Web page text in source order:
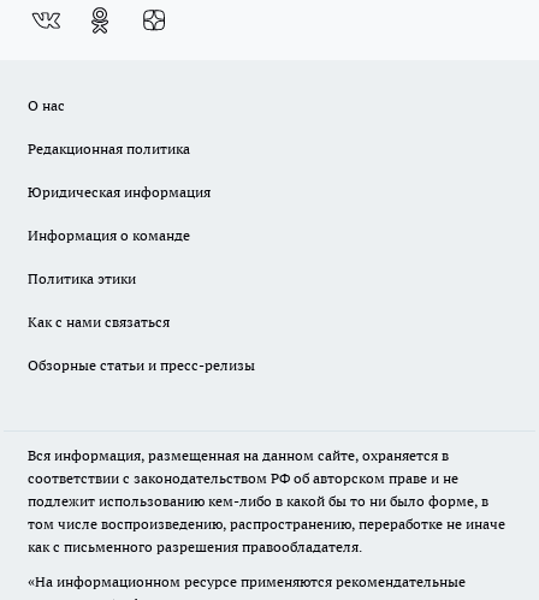
О нас
Редакционная политика
Юридическая информация
Информация о команде
Политика этики
Как с нами связаться
Обзорные статьи и пресс-релизы
Вся информация, размещенная на данном сайте, охраняется в
соответствии с законодательством РФ об авторском праве и не
подлежит использованию кем-либо в какой бы то ни было форме, в
том числе воспроизведению, распространению, переработке не иначе
как с письменного разрешения правообладателя.
«На информационном ресурсе применяются рекомендательные